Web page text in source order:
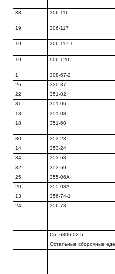
33
306-116
19
306-117
19
306-117-1
19
906-120
1 308-67-2
26
320-37
22
351-02
31
351-06
18
351-08
18
351-60
30 353-23
14
353-24
34
353-68
32
353-69
25
355-06А
20
355-08А
13
356-74-1
24
356-78
Сб. 6306-02-5
Остальные сборочные